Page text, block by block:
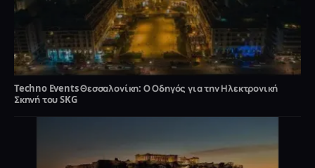
Techno Events Θεσσαλονίκη: Ο Οδηγός για την Ηλεκτρονική
Σκηνή του SKG